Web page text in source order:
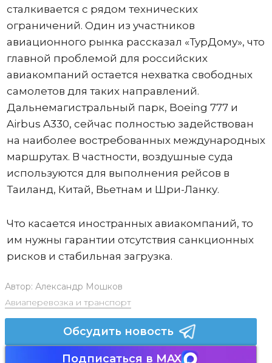
сталкивается с рядом технических
ограничений. Один из участников
авиационного рынка рассказал «ТурДому», что
главной проблемой для российских
авиакомпаний остается нехватка свободных
самолетов для таких направлений.
Дальнемагистральный парк, Boeing 777 и
Airbus A330, сейчас полностью задействован
на наиболее востребованных международных
маршрутах. В частности, воздушные суда
используются для выполнения рейсов в
Таиланд, Китай, Вьетнам и Шри-Ланку.
Что касается иностранных авиакомпаний, то
им нужны гарантии отсутствия санкционных
рисков и стабильная загрузка.
Автор: Александр Мошков
Авиаперевозка и транспорт
Обсудить новость
Подписаться в MAX